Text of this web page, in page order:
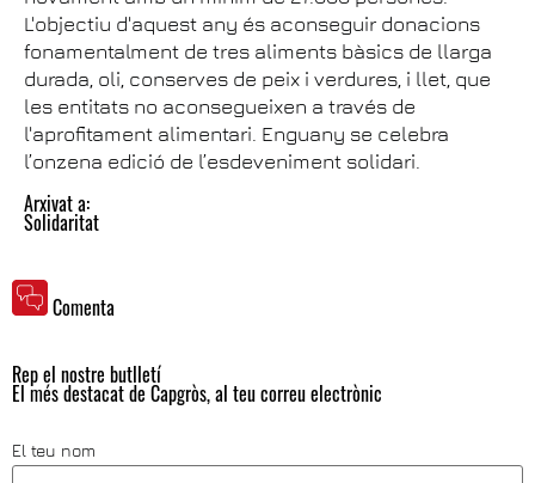
L'objectiu d'aquest any és aconseguir donacions
fonamentalment de tres aliments bàsics de llarga
durada, oli, conserves de peix i verdures, i llet, que
les entitats no aconsegueixen a través de
l'aprofitament alimentari. Enguany se celebra
l’onzena edició de l’esdeveniment solidari.
Arxivat a:
Solidaritat
Comenta
Rep el nostre butlletí
El més destacat de Capgròs, al teu correu electrònic
El teu nom